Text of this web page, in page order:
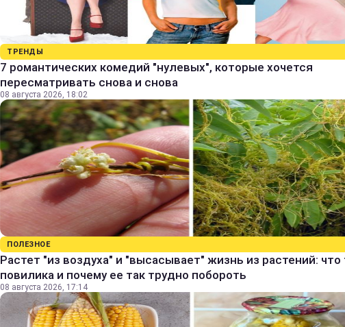
ТРЕНДЫ
7 романтических комедий "нулевых", которые хочется
пересматривать снова и снова
08 августа 2026, 18:02
ПОЛЕЗНОЕ
Растет "из воздуха" и "высасывает" жизнь из растений: что
повилика и почему ее так трудно побороть
08 августа 2026, 17:14